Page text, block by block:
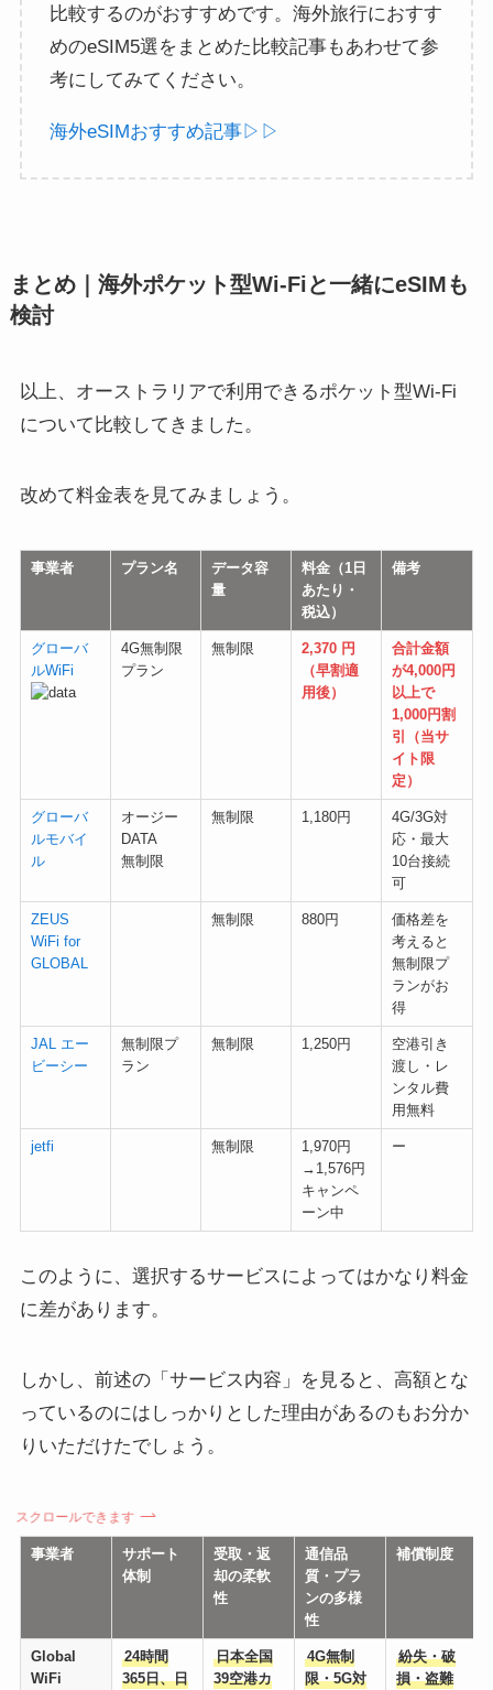
比較するのがおすすめです。海外旅行におすす
めのeSIM5選をまとめた比較記事もあわせて参
考にしてみてください。
海外eSIMおすすめ記事▷▷
まとめ｜海外ポケット型Wi-Fiと一緒にeSIMも
検討
以上、オーストラリアで利用できるポケット型Wi-Fi
について比較してきました。
改めて料金表を見てみましょう。
事業者 プラン名
データ容
量
料金（1日
あたり・
税込）
備考
グローバ
ルWiFi
4G無制限
プラン
無制限
2,370 円
（早割適
用後）
合計金額
が4,000円
以上で
1,000円割
引（当サ
イト限
定）
グローバ
ルモバイ
ル
オージー
DATA
無制限
無制限 1,180円
4G/3G対
応・最大
10台接続
可
ZEUS
WiFi for
GLOBAL
無制限 880円
価格差を
考えると
無制限プ
ランがお
得
JAL エー
ビーシー
無制限プ
ラン
無制限 1,250円
空港引き
渡し・レ
ンタル費
用無料
jetfi 無制限
1,970円
→1,576円
キャンペ
ーン中
ー
このように、選択するサービスによってはかなり料金
に差があります。
しかし、前述の「サービス内容」を見ると、高額とな
っているのにはしっかりとした理由があるのもお分か
りいただけたでしょう。
スクロールできます
事業者
サポート
体制
受取・返
却の柔軟
性
通信品
質・プラ
ンの多様
性
補償制度
Global
WiFi
24時間
365日、日
日本全国
39空港カ
4G無制
限・5G対
紛失・破
損・盗難